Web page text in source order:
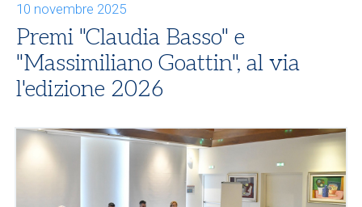
10 novembre 2025
Premi "Claudia Basso" e
"Massimiliano Goattin", al via
l'edizione 2026